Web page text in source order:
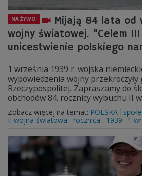
NA ŻYWO
Mijają 84 lata od
wojny światowej. "Celem III
unicestwienie polskiego
1 września 1939 r. wojska
wypowiedzenia wojny przekroczyły
Rzeczypospolitej. Zapraszamy do
obchodów 84. rocznicy wybuchu II
Zobacz więcej na temat: POLSKA
II wojna światowa
rocznica 1939 1